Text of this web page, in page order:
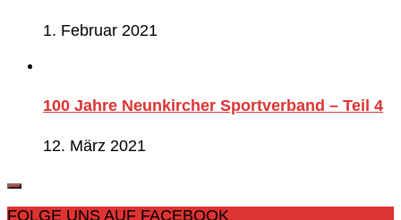
1. Februar 2021
100 Jahre Neunkircher Sportverband – Teil 4
12. März 2021
FOLGE UNS AUF FACEBOOK